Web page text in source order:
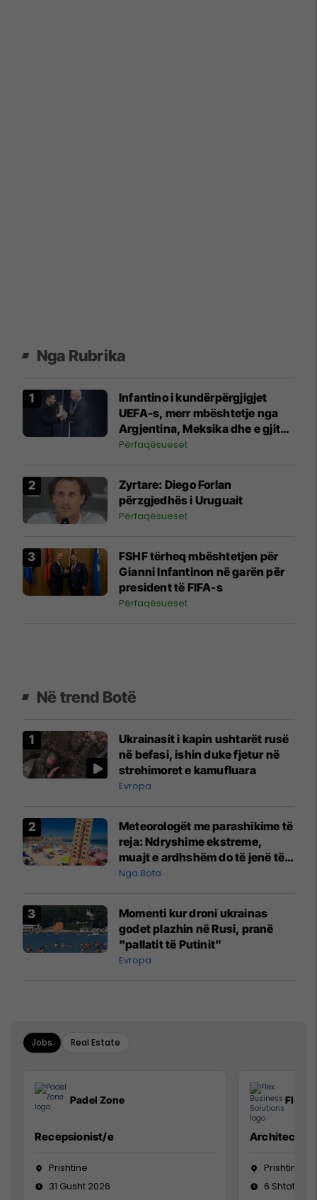
Nga Rubrika
Infantino i kundërpërgjigjet
UEFA-s, merr mbështetje nga
Argjentina, Meksika dhe e gjithë
Afrika
Përfaqësueset
Zyrtare: Diego Forlan
përzgjedhës i Uruguait
Përfaqësueset
FSHF tërheq mbështetjen për
Gianni Infantinon në garën për
president të FIFA-s
Përfaqësueset
Në trend Botë
Ukrainasit i kapin ushtarët rusë
në befasi, ishin duke fjetur në
strehimoret e kamufluara
Evropa
Meteorologët me parashikime të
reja: Ndryshime ekstreme,
muajt e ardhshëm do të jenë të
pazakontë
Nga Bota
Momenti kur droni ukrainas
godet plazhin në Rusi, pranë
"pallatit të Putinit"
Evropa
Jobs Real Estate
Padel Zone
Recepsionist/e
Prishtine
31 Gusht 2026
Flex
Architect
Prishtinë
6 Shtator